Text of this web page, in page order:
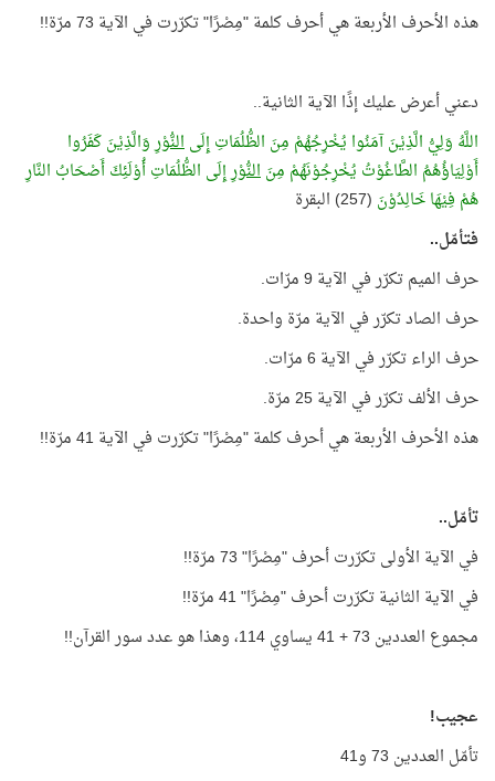
هذه الأحرف الأربعة هي أحرف كلمة "مِصْرًا" تكرّرت في الآية 73 مرّة!!
دعني أعرض عليك إذًا الآية الثانية..
اللَّهُ وَلِيُّ الَّذِيْنَ آمَنُوا يُخْرِجُهُمْ مِنَ الظُّلُمَاتِ إِلَىالنُّوْرِوَالَّذِيْنَ كَفَرُوا
أَوْلِيَاؤُهُمُ الطَّاغُوْتُ يُخْرِجُوْنَهُمْ مِنَالنُّوْرِإِلَى الظُّلُمَاتِ أُوْلَئِكَ أَصْحَابُ النَّارِ
هُمْ فِيْهَا خَالِدُوْنَ (257) البقرة
فتأمّل..
حرف الميم تكرّر في الآية 9 مرّات.
حرف الصاد تكرّر في الآية مرّة واحدة.
حرف الراء تكرّر في الآية 6 مرّات.
حرف الألف تكرّر في الآية 25 مرّة.
هذه الأحرف الأربعة هي أحرف كلمة "مِصْرًا" تكرّرت في الآية 41 مرّة!!
تأمّل..
في الآية الأولى تكرّرت أحرف "مِصْرًا" 73 مرّة!!
في الآية الثانية تكرّرت أحرف "مِصْرًا" 41 مرّة!!
مجموع العددين 73 + 41 يساوي 114، وهذا هو عدد سور القرآن!!
عجيب!
تأمّل العددين 73 و41